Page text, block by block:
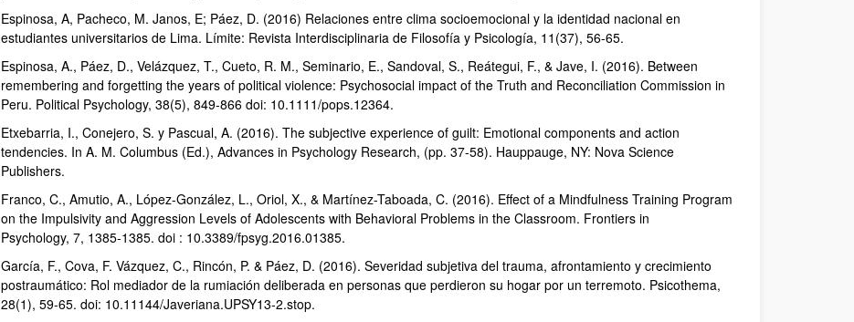
Espinosa, A, Pacheco, M. Janos, E; Páez, D. (2016) Relaciones entre clima socioemocional y la identidad nacional en
estudiantes universitarios de Lima. Límite: Revista Interdisciplinaria de Filosofía y Psicología, 11(37), 56-65.
Espinosa, A., Páez, D., Velázquez, T., Cueto, R. M., Seminario, E., Sandoval, S., Reátegui, F., & Jave, I. (2016). Between
remembering and forgetting the years of political violence: Psychosocial impact of the Truth and Reconciliation Commission in
Peru. Political Psychology, 38(5), 849-866 doi: 10.1111/pops.12364.
Etxebarria, I., Conejero, S. y Pascual, A. (2016). The subjective experience of guilt: Emotional components and action
tendencies. In A. M. Columbus (Ed.), Advances in Psychology Research, (pp. 37-58). Hauppauge, NY: Nova Science
Publishers.
Franco, C., Amutio, A., López-González, L., Oriol, X., & Martínez-Taboada, C. (2016). Effect of a Mindfulness Training Program
on the Impulsivity and Aggression Levels of Adolescents with Behavioral Problems in the Classroom. Frontiers in
Psychology, 7, 1385-1385. doi : 10.3389/fpsyg.2016.01385.
García, F., Cova, F. Vázquez, C., Rincón, P. & Páez, D. (2016). Severidad subjetiva del trauma, afrontamiento y crecimiento
postraumático: Rol mediador de la rumiación deliberada en personas que perdieron su hogar por un terremoto. Psicothema,
28(1), 59-65. doi: 10.11144/Javeriana.UPSY13-2.stop.